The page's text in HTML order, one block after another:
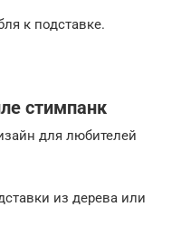
к подставке.
стимпанк
для любителей
из дерева или